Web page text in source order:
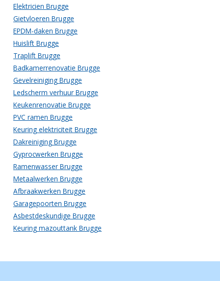
Elektricien Brugge
Gietvloeren Brugge
EPDM-daken Brugge
Huislift Brugge
Traplift Brugge
Badkamerrenovatie Brugge
Gevelreiniging Brugge
Ledscherm verhuur Brugge
Keukenrenovatie Brugge
PVC ramen Brugge
Keuring elektriciteit Brugge
Dakreiniging Brugge
Gyprocwerken Brugge
Ramenwasser Brugge
Metaalwerken Brugge
Afbraakwerken Brugge
Garagepoorten Brugge
Asbestdeskundige Brugge
Keuring mazouttank Brugge